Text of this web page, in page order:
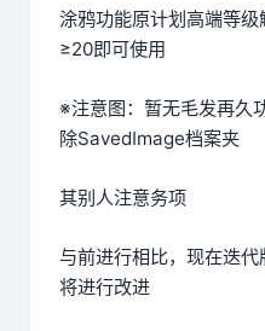
涂鸦功能原计划高端等
≥20即可使用
※注意图：暂无毛发再久
除SavedImage档案夹
其别人注意务项
与前进行相比，现在迭
将进行改进